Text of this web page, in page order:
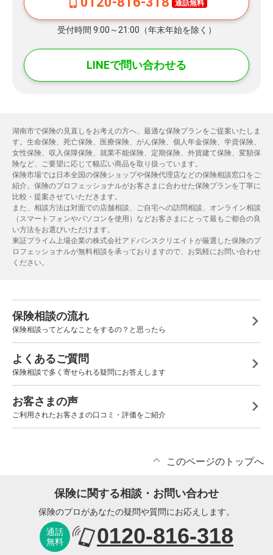
通話無料
受付時間 9:00～21:00（年末年始を除く）
LINEで問い合わせる
湖南市で保険の見直しをお考えの方へ、最適な保険プランをご提案いたしま
す。生命保険、死亡保険、医療保険、がん保険、個人年金保険、学資保険、
女性保険、収入保障保険、就業不能保険、定期保険、外貨建て保険、変額保
険など、ご要望に応じて幅広い商品を取り扱っています。
保険市場では日本全国の保険ショップや保険代理店などの保険相談窓口をご
紹介。保険のプロフェッショナルがお客さまに合わせた保険プランを丁寧に
比較・提案させていただきます。
また、相談方法は対面での店舗相談、ご自宅への訪問相談、オンライン相談
（スマートフォンやパソコンを使用）などお客さまにとって最もご都合の良
い方法をお選びいただけます。
東証プライム上場企業の株式会社アドバンスクリエイトが厳選した保険のプ
ロフェッショナルが無料相談を承っておりますので、お気軽にお問い合わせ
ください。
保険相談の流れ
保険相談ってどんなことをするの？と思ったら
よくあるご質問
保険相談で多く寄せられる疑問にお答えします
お客さまの声
ご利用されたお客さまの口コミ・評価をご紹介
このページのトップへ
保険に関する相談・お問い合わせ
保険のプロがあなたの疑問や質問にお応えします。
通話
無料
0120-816-318